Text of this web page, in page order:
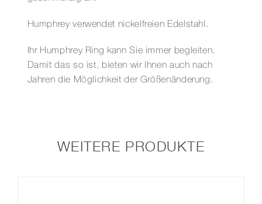
Humphrey verwendet nickelfreien Edelstahl.
Ihr Humphrey Ring kann Sie immer begleiten.
Damit das so ist, bieten wir Ihnen auch nach
Jahren die Möglichkeit der Größenänderung.
WEITERE PRODUKTE